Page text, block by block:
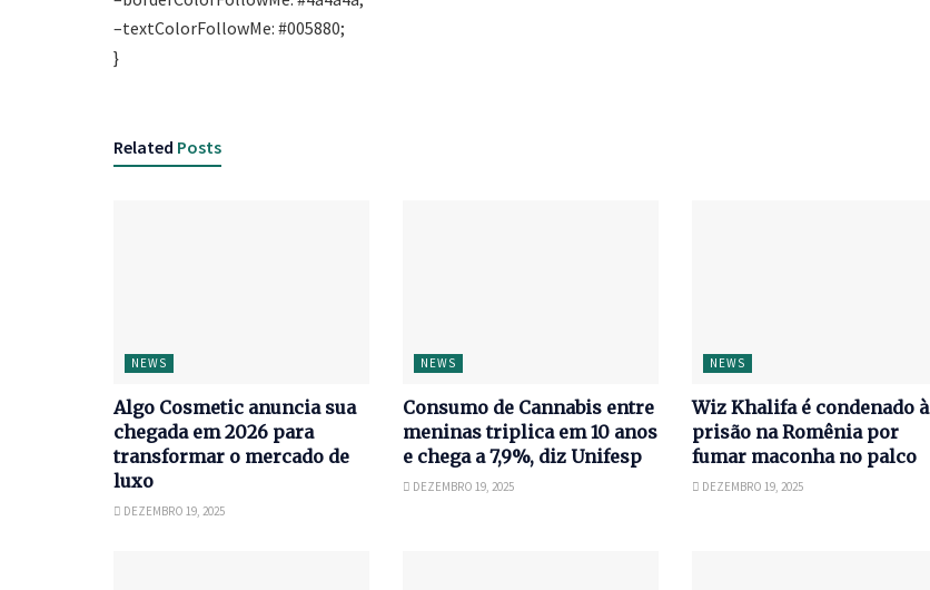
–textColorFollowMe: #005880;
}
Related Posts
NEWS
Algo Cosmetic anuncia sua
chegada em 2026 para
transformar o mercado de
luxo
DEZEMBRO 19, 2025
NEWS
Consumo de Cannabis entre
meninas triplica em 10 anos
e chega a 7,9%, diz Unifesp
DEZEMBRO 19, 2025
NEWS
Wiz Khalifa é condenado à
prisão na Romênia por
fumar maconha no palco
DEZEMBRO 19, 2025